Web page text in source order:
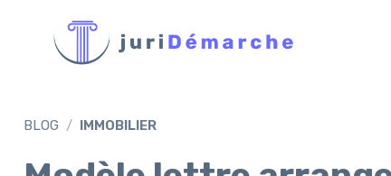
BLOG IMMOBILIER